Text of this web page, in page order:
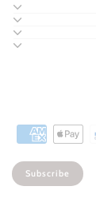
Subscribe